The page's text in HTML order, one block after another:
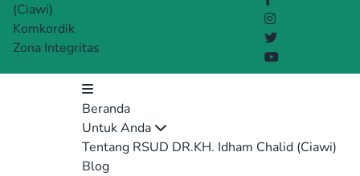
(Ciawi)
Komkordik
Zona Integritas
Beranda
Untuk Anda
Tentang RSUD DR.KH. Idham Chalid (Ciawi)
Blog